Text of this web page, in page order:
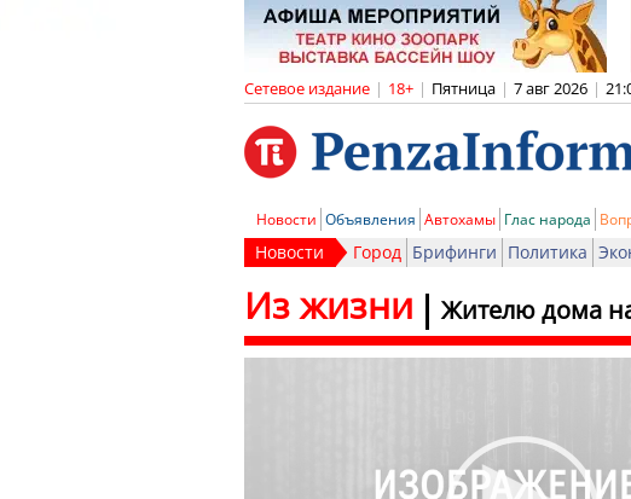
Сетевое издание | 18+ | Пятница | 7 авг 2026 |
Новости Объявления Автохамы Глас народа
Новости Город Брифинги Политика
Жителю дома
Из жизни